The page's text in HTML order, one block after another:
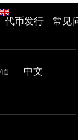
代币发行 常见
ย
中文